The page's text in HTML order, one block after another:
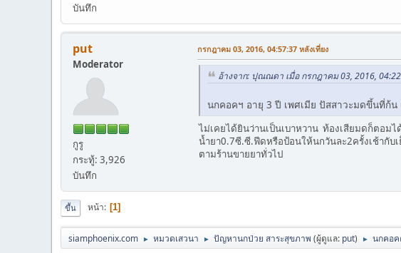
บันทึก
put
Moderator
กูรู
กระทู้: 3,926
บันทึก
กรกฎาคม 03, 2016, 04:57:37 หลังเที่ยง
อ้างจาก: ปุณณดา เมื่อ กรกฎาคม 03, 2016,
นกคอคฯ อายุ 3 ปี เพศเมีย ปัสสาวะมดขึ้นที่ก้น
ไม่เคยได้ยินว่านเป็นเบาหวาน ท้องเสียมดก็ตอม
น้ำยา0.7ซี.ซี.ฟีดหรือป้อนให้นกวันละ2ครั้งเช้ากั
ตามร้านขายยาทั่วไป
ขึ้น หน้า 1
siamphoenix.com ► หมวดเสวนา ► ปัญหานกป่วย สาระสุขภาพ (ผู้ดูแล: put) ► นกคอค